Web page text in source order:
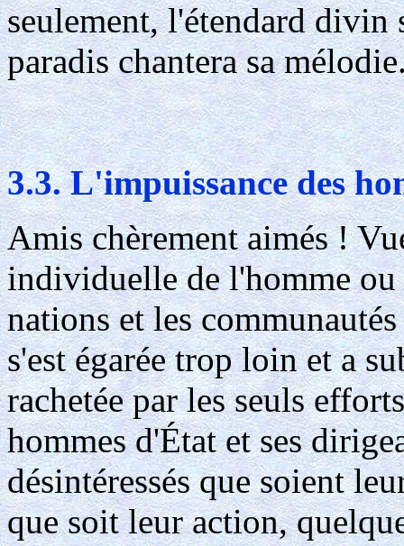
seulement, l'étendard divin
paradis chantera sa
3.3. L'impuissance des
Amis chèrement aimés !
individuelle de l'homme ou
nations et les
s'est égarée trop loin et a
rachetée par les seuls
hommes d'État et ses
désintéressés que soient
que soit leur action,